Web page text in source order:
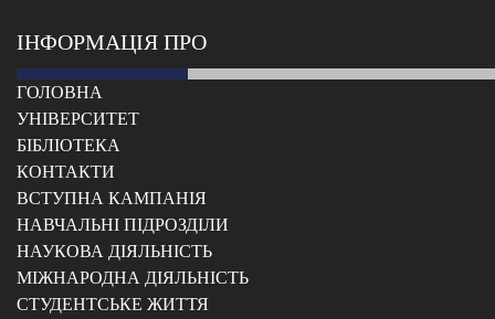
ІНФОРМАЦІЯ ПРО
ГОЛОВНА
УНІВЕРСИТЕТ
БІБЛІОТЕКА
КОНТАКТИ
ВСТУПНА КАМПАНІЯ
НАВЧАЛЬНІ ПІДРОЗДІЛИ
НАУКОВА ДІЯЛЬНІСТЬ
МІЖНАРОДНА ДІЯЛЬНІСТЬ
CТУДЕНТСЬКЕ ЖИТТЯ